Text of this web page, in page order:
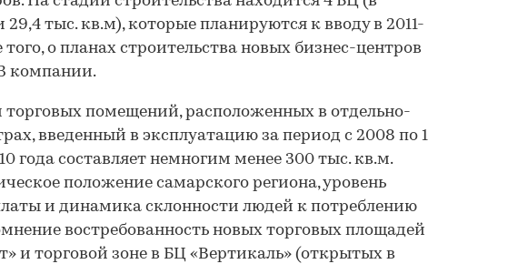
29,4 тыс. кв.м), которые планируются к вводу в 2011-
того, о планах строительства новых бизнес-центров
компании.
помещений, расположенных в отдельно-
введенный в эксплуатацию за период с 2008 по 1
года составляет немногим менее 300 тыс. кв.м.
положение самарского региона, уровень
и динамика склонности людей к потреблению
востребованность новых торговых площадей
и торговой зоне в БЦ «Вертикаль» (открытых в